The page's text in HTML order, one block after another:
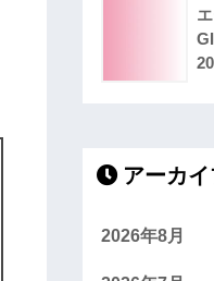
アーカ
2026年8月